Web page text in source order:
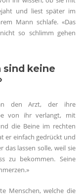
und liest später im
Mann schlafe. «Das
so schlimm gehen
sind keine
den Arzt, der ihre
von ihr verlangt, mit
die Beine im rechten
er einfach gedrückt und
das lassen solle, weil sie
zu bekommen. Seine
Menschen, welche die